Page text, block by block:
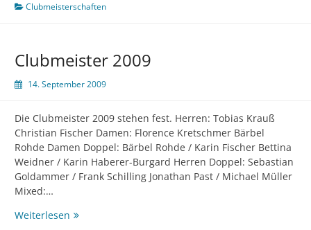
Clubmeisterschaften
Clubmeister 2009
14. September 2009
Die Clubmeister 2009 stehen fest. Herren: Tobias Krauß
Christian Fischer Damen: Florence Kretschmer Bärbel
Rohde Damen Doppel: Bärbel Rohde / Karin Fischer Bettina
Weidner / Karin Haberer-Burgard Herren Doppel: Sebastian
Goldammer / Frank Schilling Jonathan Past / Michael Müller
Mixed:…
Weiterlesen Clubmeister